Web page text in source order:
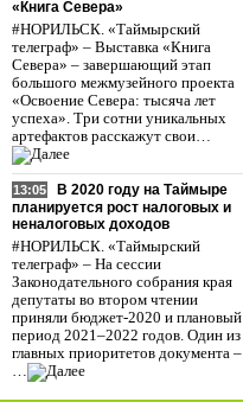
«Книга Севера»
#НОРИЛЬСК. «Таймырский
телеграф» – Выставка «Книга
Севера» – завершающий этап
большого межмузейного проекта
«Освоение Севера: тысяча лет
успеха». Три сотни уникальных
артефактов расскажут свои…
13:05
В 2020 году на Таймыре
планируется рост налоговых и
неналоговых доходов
#НОРИЛЬСК. «Таймырский
телеграф» – На сессии
Законодательного собрания края
депутаты во втором чтении
приняли бюджет-2020 и плановый
период 2021–2022 годов. Один из
главных приоритетов документа –
…